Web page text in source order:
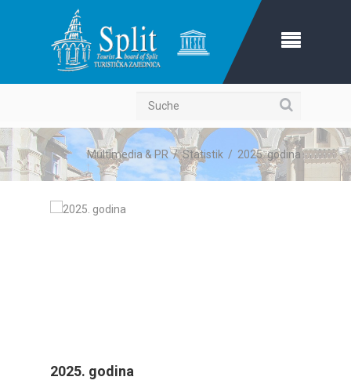
Suche
Multimedia & PR/Statistik / 2025. godina
2025. godina